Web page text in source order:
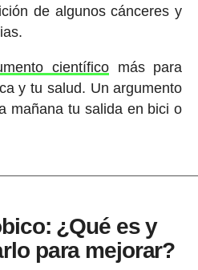
de algunos cánceres y
científicomás para
y tu salud. Un argumento
mañana tu salida en bici o
¿Qué es y
para mejorar?